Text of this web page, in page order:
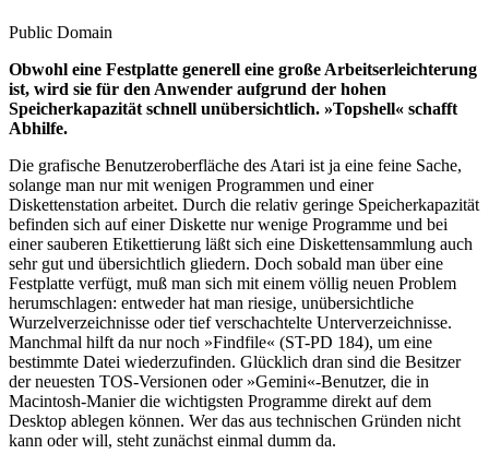
Public Domain
Obwohl eine Festplatte generell eine große Arbeitserleichterung
ist, wird sie für den Anwender aufgrund der hohen
Speicherkapazität schnell unübersichtlich. »Topshell« schafft
Abhilfe.
Die grafische Benutzeroberfläche des Atari ist ja eine feine Sache,
solange man nur mit wenigen Programmen und einer
Diskettenstation arbeitet. Durch die relativ geringe Speicherkapazität
befinden sich auf einer Diskette nur wenige Programme und bei
einer sauberen Etikettierung läßt sich eine Diskettensammlung auch
sehr gut und übersichtlich gliedern. Doch sobald man über eine
Festplatte verfügt, muß man sich mit einem völlig neuen Problem
herumschlagen: entweder hat man riesige, unübersichtliche
Wurzelverzeichnisse oder tief verschachtelte Unterverzeichnisse.
Manchmal hilft da nur noch »Findfile« (ST-PD 184), um eine
bestimmte Datei wiederzufinden. Glücklich dran sind die Besitzer
der neuesten TOS-Versionen oder »Gemini«-Benutzer, die in
Macintosh-Manier die wichtigsten Programme direkt auf dem
Desktop ablegen können. Wer das aus technischen Gründen nicht
kann oder will, steht zunächst einmal dumm da.